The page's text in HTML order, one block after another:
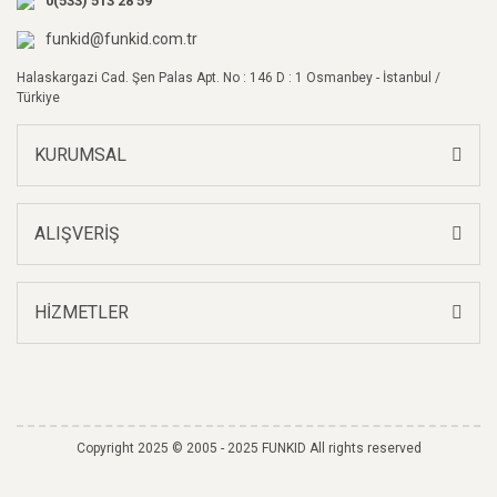
Bu ürüne benzer farklı alternatifler olmalı.
funkid@funkid.com.tr
Halaskargazi Cad. Şen Palas Apt. No : 146 D : 1 Osmanbey - İstanbul /
Türkiye
KURUMSAL
ALIŞVERİŞ
HİZMETLER
Copyright 2025 © 2005 - 2025 FUNKID All rights reserved